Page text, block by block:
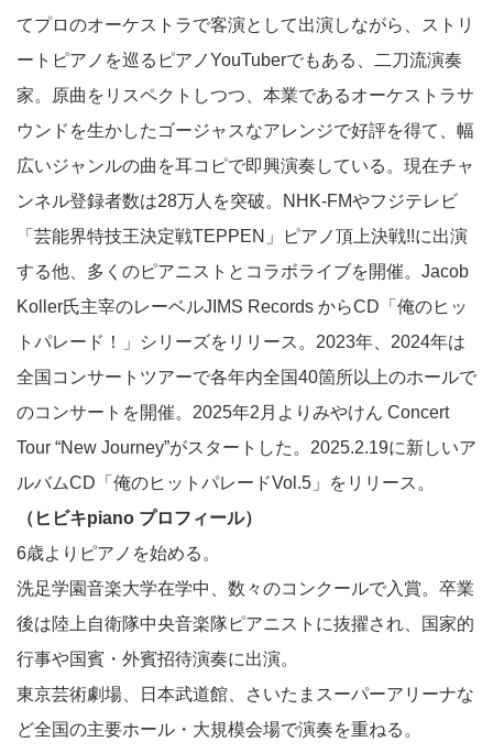
てプロのオーケストラで客演として出演しながら、ストリ
ートピアノを巡るピアノYouTuberでもある、二刀流演奏
家。原曲をリスペクトしつつ、本業であるオーケストラサ
ウンドを生かしたゴージャスなアレンジで好評を得て、幅
広いジャンルの曲を耳コピで即興演奏している。現在チャ
ンネル登録者数は28万人を突破。NHK-FMやフジテレビ
「芸能界特技王決定戦TEPPEN」ピアノ頂上決戦!!に出演
する他、多くのピアニストとコラボライブを開催。Jacob
Koller氏主宰のレーベルJIMS Records からCD「俺のヒッ
トパレード！」シリーズをリリース。2023年、2024年は
全国コンサートツアーで各年内全国40箇所以上のホールで
のコンサートを開催。2025年2月よりみやけん Concert
Tour “New Journey”がスタートした。2025.2.19に新しいア
ルバムCD「俺のヒットパレードVol.5」をリリース。
（ヒビキpiano プロフィール）
6歳よりピアノを始める。
洗足学園音楽大学在学中、数々のコンクールで入賞。卒業
後は陸上自衛隊中央音楽隊ピアニストに抜擢され、国家的
行事や国賓・外賓招待演奏に出演。
東京芸術劇場、日本武道館、さいたまスーパーアリーナな
ど全国の主要ホール・大規模会場で演奏を重ねる。